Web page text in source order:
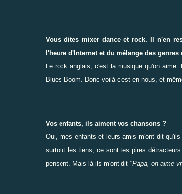
Vous dites mixer dance et rock. Il n'en
l'heure d'Internet et du mélange des
Le rock anglais, c'est la musique qu'on
Blues Boom. Donc voilà c'est en nous, et
Vos enfants, ils aiment vos chansons ?
Oui, mes enfants et leurs amis m'ont dit
surtout les tiens, ce sont tes pires
pensent. Mais là ils m'ont dit "Papa, on aime